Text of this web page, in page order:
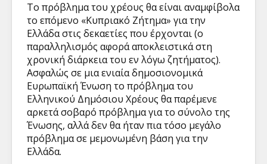
Το πρόβλημα του χρέους θα είναι αναμφίβολα
το επόμενο «Κυπριακό Ζήτημα» για την
Ελλάδα στις δεκαετίες που έρχονται (ο
παραλληλισμός αφορά αποκλειστικά στη
χρονική διάρκεια του εν λόγω ζητήματος).
Ασφαλώς σε μια ενιαία δημοσιονομικά
Ευρωπαϊκή Ένωση το πρόβλημα του
Ελληνικού Δημόσιου Χρέους θα παρέμενε
αρκετά σοβαρό πρόβλημα για το σύνολο της
Ένωσης, αλλά δεν θα ήταν πια τόσο μεγάλο
πρόβλημα σε μεμονωμένη βάση για την
Ελλάδα.